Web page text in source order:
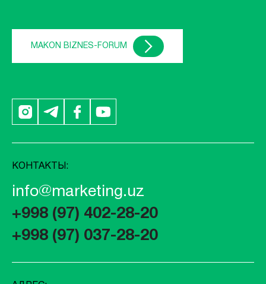
MAKON BIZNES-FORUM
КОНТАКТЫ:
info@marketing.uz
+998 (97) 402-28-20
+998 (97) 037-28-20